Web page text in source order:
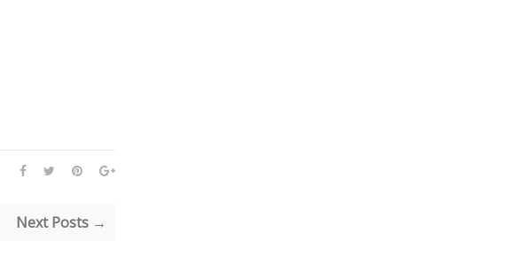
Next Posts →